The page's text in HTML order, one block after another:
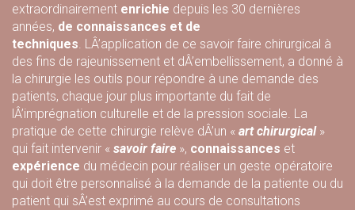
extraordinairement enrichie depuis les 30 dernières
années, de connaissances et de
techniques. LÂ’application de ce savoir faire chirurgical à
des fins de rajeunissement et dÂ’embellissement, a donné à
la chirurgie les outils pour répondre à une demande des
patients, chaque jour plus importante du fait de
lÂ’imprégnation culturelle et de la pression sociale. La
pratique de cette chirurgie relève dÂ’un « art chirurgical»
qui fait intervenir « savoir faire », connaissances et
expérience du médecin pour réaliser un geste opératoire
qui doit être personnalisé à la demande de la patiente ou du
patient qui sÂ’est exprimé au cours de consultations